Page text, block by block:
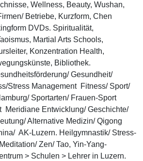
Wellness, Beauty, Wushan,
Betriebe, Kurzform, Chen
DVDs. Spiritualität,
Martial Arts Schools,
Konzentration Health,
Bibliothek.
Gesundheit/
Stress Management Fitness/ Sport/
Sportarten/ Frauen-Sport
Meridiane Entwicklung/ Geschichte/
Alternative Medizin/ Qigong
AK-Luzern. Heilgymnastik/ Stress-
Zen/ Tao, Yin-Yang-
> Schulen > Lehrer in Luzern.